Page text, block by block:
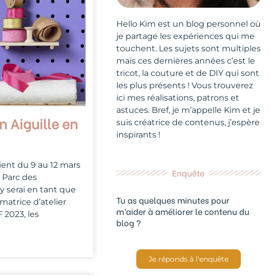
Aiguille en
du 9 au 12 mars
des
serai en tant que
d’atelier
2023, les
Hello Kim est un blog personnel où
je partage les expériences qui me
touchent. Les sujets sont multiples
mais ces dernières années c’est le
tricot, la couture et de DIY qui sont
les plus présents ! Vous trouverez
ici mes réalisations, patrons et
astuces. Bref, je m’appelle Kim et je
suis créatrice de contenus, j’espère
inspirants !
Enquête
Tu as quelques minutes pour
m’aider à améliorer le contenu du
blog ?
Je réponds à l'enquête